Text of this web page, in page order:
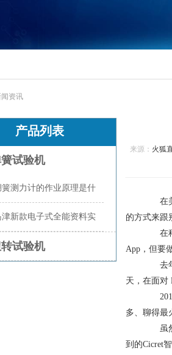
闻资讯
产品列表
试验机
簧测力计的作业原理是什
津新款电子式全能资料实
AGS-X2 系列
试验机
来源： 火狐
在美
的方式来跟
在科
App，但要
去年
天，在面对
2013
多、聊得最
虽然
到的Cicret